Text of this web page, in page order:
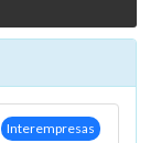
Interempresas